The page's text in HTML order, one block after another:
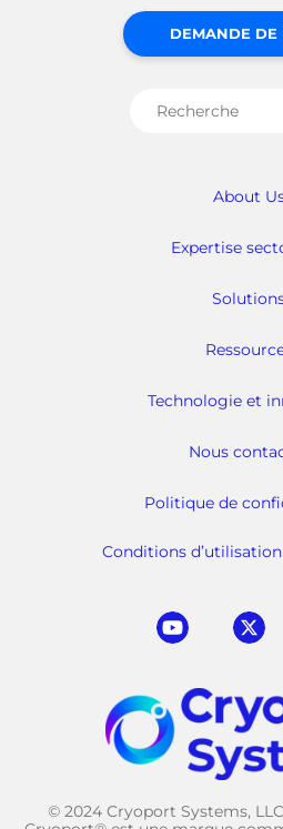
About
Expertise
Technologie et
Nous
Politique de
Conditions d’utilisation
DEMANDE DE
Rechercher :
© 2024 Cryoport Systems,